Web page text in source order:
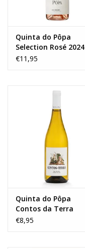
Quinta do Pôpa
Selection Rosé 2024
€11,95
Quinta do Pôpa
Contos da Terra
Branco 2023
€8,95